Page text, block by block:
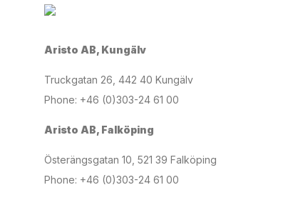
Aristo AB, Kungälv
Truckgatan 26, 442 40 Kungälv
Phone: +46 (0)303-24 61 00
Aristo AB, Falköping
Österängsgatan 10, 521 39 Falköping
Phone: +46 (0)303-24 61 00